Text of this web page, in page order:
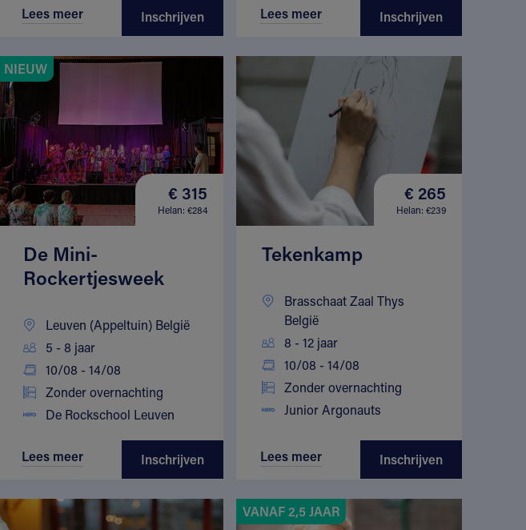
Lees meer Inschrijven Lees meer Inschrijven
NIEUW
€ 315
Helan: €284
De Mini-
Rockertjesweek
Leuven (Appeltuin) België
5 - 8 jaar
10/08 - 14/08
Zonder overnachting
De Rockschool Leuven
Lees meer Inschrijven
€ 265
Helan: €239
Tekenkamp
Brasschaat Zaal Thys
België
8 - 12 jaar
10/08 - 14/08
Zonder overnachting
Junior Argonauts
Lees meer Inschrijven
VANAF 2,5 JAAR